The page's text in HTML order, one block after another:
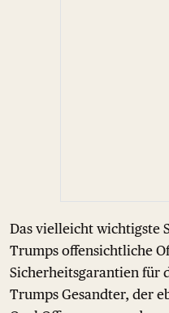
Das vielleicht wichtigste
Trumps offensichtliche
Sicherheitsgarantien für
Trumps Gesandter, der